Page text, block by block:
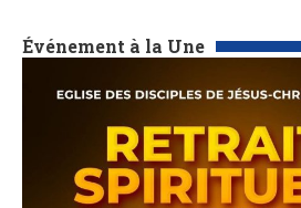
Événement à la Une